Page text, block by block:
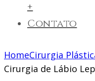
+
Contato
HomeCirurgia
Cirurgia de Lábio